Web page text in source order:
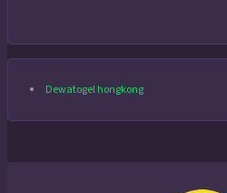
Dewatogel hongkong